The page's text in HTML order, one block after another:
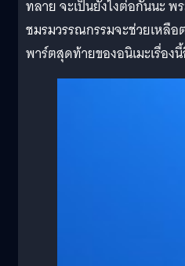
ทลาย จะเป็นยังไงต่อกันนะ พ
ชมรมวรรณกรรมจะช่วยเหลื
พาร์ตสุดท้ายของอนิเมะเรื่อง